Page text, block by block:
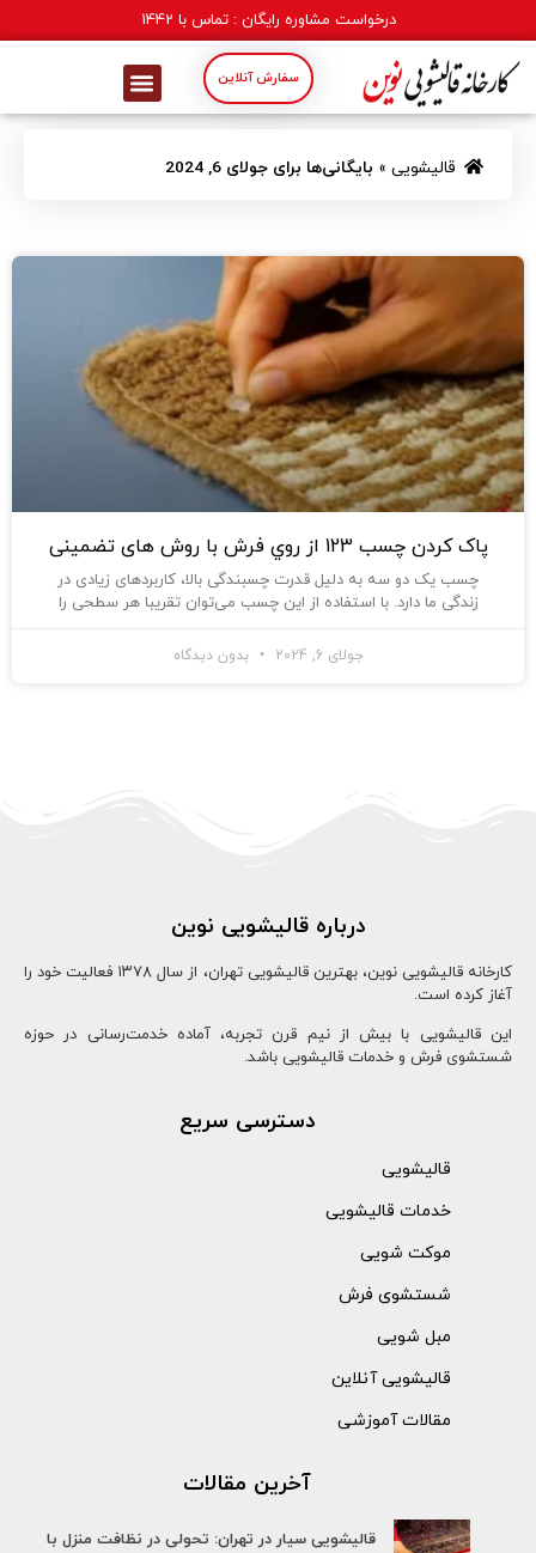
درخواست مشاوره رایگان : تماس با 1442
سفارش آنلاین
قالیشویی » بایگانی‌ها برای جولای 6, 2024
پاک كردن چسب 123 از روي فرش با روش های تضمینی
چسب یک دو سه به دلیل قدرت چسبندگی بالا، کاربردهای زیادی در
زندگی ما دارد. با استفاده از این چسب می‌توان تقریبا هر سطحی را
جولای 6, 2024 بدون دیدگاه
درباره قالیشویی نوین
کارخانه قالیشویی نوین، بهترین قالیشویی تهران، از سال ۱۳78 فعالیت خود را
آغاز کرده است.
این قالیشویی با بیش از نیم قرن تجربه، آماده خدمت‌رسانی در حوزه
شستشوی فرش و خدمات قالیشویی باشد.
دسترسی سریع
قالیشویی
خدمات قالیشویی
موکت شویی
شستشوی فرش
مبل شویی
قالیشویی آنلاین
مقالات آموزشی
آخرین مقالات
قالیشویی سیار در تهران: تحولی در نظافت منزل با